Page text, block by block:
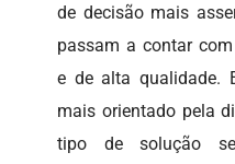
de decisão mais
passam a contar
e de alta qualidade.
mais orientado pela
tipo de solução